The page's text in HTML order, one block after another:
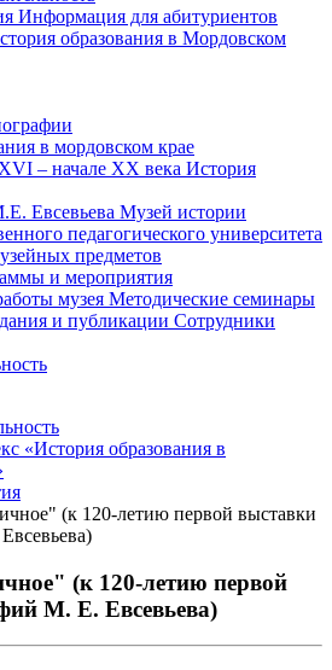
Информация для абитуриентов
образования в Мордовском
в мордовском крае
– начале XX века История
Евсевьева Музей истории
педагогического университета
предметов
и мероприятия
музея Методические семинары
и публикации Сотрудники
«История образования в
(к 120-летию первой выставки
(к 120-летию первой
М. Е. Евсевьева)